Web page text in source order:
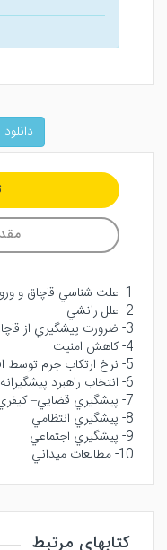
1- علت شناسي قاچاق و ورود غيرمجاز افغان ها
2- علل رانشي
3- ضرورت پيشگيري از قاچاق و ورود غيرمجاز افغان ها
4- كاهش امنيت
5- نرخ ارتكاب جرم توسط افغان ها
6- انتخاب راهبرد پيشگيرانه
7- پيشگيري قضايي– كيفري
8- پيشگيري انتظامي
9- پيشگيري اجتماعي
10- مطالعات ميداني
کتابهای مرتبط